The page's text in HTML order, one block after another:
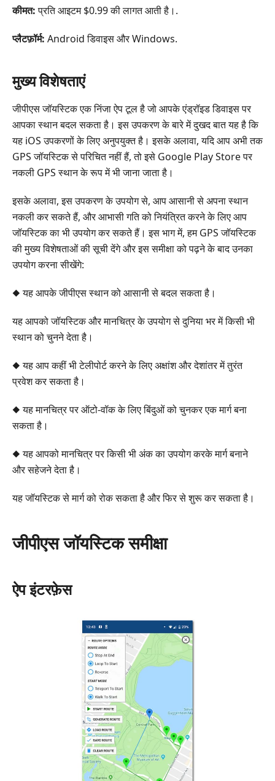
कीमत:प्रति आइटम $0.99 की लागत आती है।.
प्लैटफ़ॉर्म: Android डिवाइस और Windows.
मुख्य विशेषताएं
जीपीएस जॉयस्टिक एक निंजा ऐप टूल है जो आपके एंड्रॉइड डिवाइस पर
आपका स्थान बदल सकता है। इस उपकरण के बारे में दुखद बात यह है कि
यह iOS उपकरणों के लिए अनुपयुक्त है। इसके अलावा, यदि आप अभी तक
GPS जॉयस्टिक से परिचित नहीं हैं, तो इसे Google Play Store पर
नकली GPS स्थान के रूप में भी जाना जाता है।
इसके अलावा, इस उपकरण के उपयोग से, आप आसानी से अपना स्थान
नकली कर सकते हैं, और आभासी गति को नियंत्रित करने के लिए आप
जॉयस्टिक का भी उपयोग कर सकते हैं। इस भाग में, हम GPS जॉयस्टिक
की मुख्य विशेषताओं की सूची देंगे और इस समीक्षा को पढ़ने के बाद उनका
उपयोग करना सीखेंगे:
◆ यह आपके जीपीएस स्थान को आसानी से बदल सकता है।
यह आपको जॉयस्टिक और मानचित्र के उपयोग से दुनिया भर में किसी भी
स्थान को चुनने देता है।
◆ यह आप कहीं भी टेलीपोर्ट करने के लिए अक्षांश और देशांतर में तुरंत
प्रवेश कर सकता है।
◆ यह मानचित्र पर ऑटो-वॉक के लिए बिंदुओं को चुनकर एक मार्ग बना
सकता है।
◆ यह आपको मानचित्र पर किसी भी अंक का उपयोग करके मार्ग बनाने
और सहेजने देता है।
यह जॉयस्टिक से मार्ग को रोक सकता है और फिर से शुरू कर सकता है।
जीपीएस जॉयस्टिक समीक्षा
ऐप इंटरफ़ेस